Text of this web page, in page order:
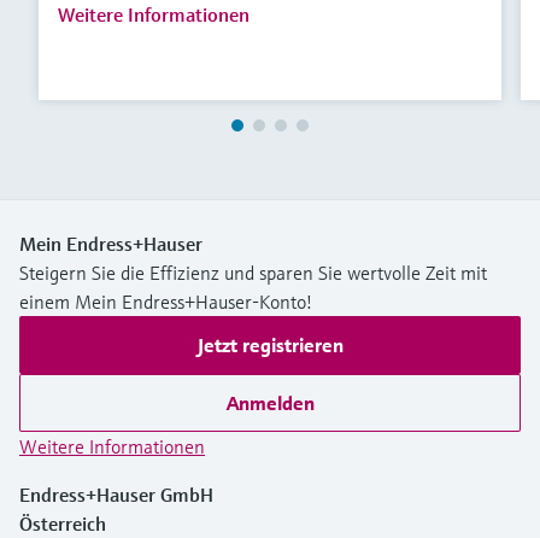
Weitere Informationen
Mein Endress+Hauser
Steigern Sie die Effizienz und sparen Sie wertvolle Zeit mit
einem Mein Endress+Hauser-Konto!
Jetzt registrieren
Anmelden
Weitere Informationen
Endress+Hauser GmbH
Österreich